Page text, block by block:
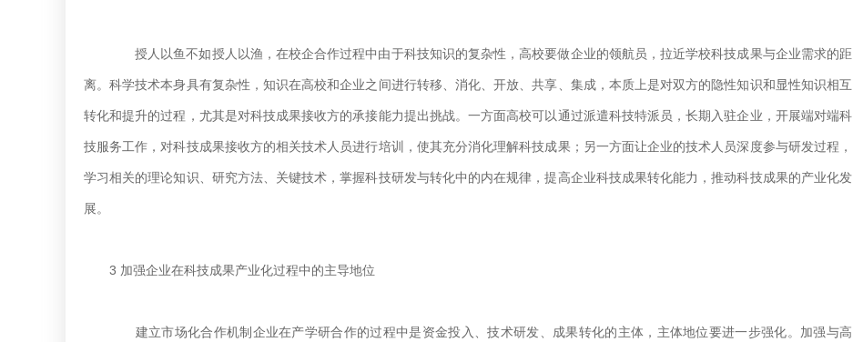
授人以鱼不如授人以渔，在校企合作过程中由于科技知识的复杂性，高校要做企业的领航员，拉近学校科技成果与企业需求的距
离。科学技术本身具有复杂性，知识在高校和企业之间进行转移、消化、开放、共享、集成，本质上是对双方的隐性知识和显性知识相互
转化和提升的过程，尤其是对科技成果接收方的承接能力提出挑战。一方面高校可以通过派遣科技特派员，长期入驻企业，开展端对端科
技服务工作，对科技成果接收方的相关技术人员进行培训，使其充分消化理解科技成果；另一方面让企业的技术人员深度参与研发过程，
学习相关的理论知识、研究方法、关键技术，掌握科技研发与转化中的内在规律，提高企业科技成果转化能力，推动科技成果的产业化发
展。
3 加强企业在科技成果产业化过程中的主导地位
建立市场化合作机制企业在产学研合作的过程中是资金投入、技术研发、成果转化的主体，主体地位要进一步强化。加强与高